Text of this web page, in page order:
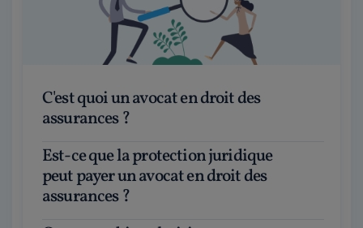
C'est quoi un avocat en droit des
assurances ?
Est-ce que la protection juridique
peut payer un avocat en droit des
assurances ?